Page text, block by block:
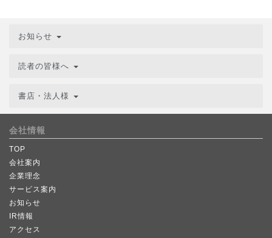
お知らせ
読者の皆様へ
書店・法人様
会社情報
TOP
会社案内
企業理念
サービス案内
お知らせ
IR情報
アクセス